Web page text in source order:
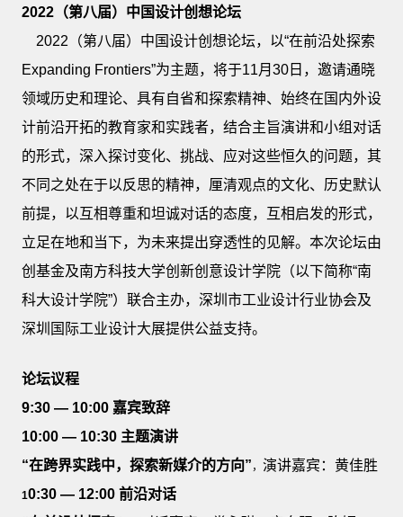
2022（第八届）中国设计创想论坛
2022（第八届）中国设计创想论坛，以“在前沿处探索
Expanding Frontiers”为主题，将于11月30日，邀请通晓
领域历史和理论、具有自省和探索精神、始终在国内外设
计前沿开拓的教育家和实践者，结合主旨演讲和小组对话
的形式，深入探讨变化、挑战、应对这些恒久的问题，其
不同之处在于以反思的精神，厘清观点的文化、历史默认
前提，以互相尊重和坦诚对话的态度，互相启发的形式，
立足在地和当下，为未来提出穿透性的见解。本次论坛由
创基金及南方科技大学创新创意设计学院（以下简称“南
科大设计学院”）联合主办，深圳市工业设计行业协会及
深圳国际工业设计大展提供公益支持。
论坛议程
9:30 — 10:00 嘉宾致辞
10:00 — 10:30 主题演讲
“在跨界实践中，探索新媒介的方向” ， 演讲嘉宾：黄佳胜
10:30 — 12:00 前沿对话